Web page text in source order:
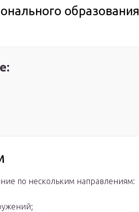
образования
по нескольким направлениям: